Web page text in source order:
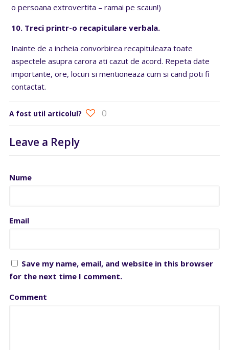
o persoana extrovertita – ramai pe scaun!)
10. Treci printr-o recapitulare verbala.
Inainte de a incheia convorbirea recapituleaza toate
aspectele asupra carora ati cazut de acord. Repeta date
importante, ore, locuri si mentioneaza cum si cand poti fi
contactat.
A fost util articolul? 0
Leave a Reply
Nume
Email
Save my name, email, and website in this browser
for the next time I comment.
Comment